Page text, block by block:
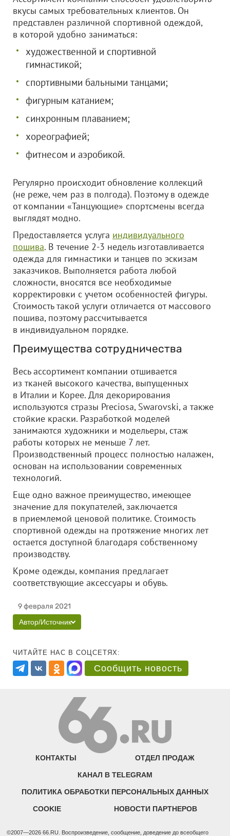
вкусы самых требовательных клиентов. Он
представлен различной спортивной одеждой,
в которой удобно заниматься:
художественной и спортивной
гимнастикой;
спортивными бальными танцами;
фигурным катанием;
синхронным плаванием;
хореографией;
фитнесом и аэробикой.
Регулярно происходит обновление коллекций
(не реже, чем раз в полгода). Поэтому в одежде
от компании «Танцующие» спортсмены всегда
выглядят модно.
Предоставляется услуга индивидуального
пошива. В течение 2-3 недель изготавливается
одежда для гимнастики и танцев по эскизам
заказчиков. Выполняется работа любой
сложности, вносятся все необходимые
корректировки с учетом особенностей фигуры.
Стоимость такой услуги отличается от массового
пошива, поэтому рассчитывается
в индивидуальном порядке.
Преимущества сотрудничества
Весь ассортимент компании отшивается
из тканей высокого качества, выпущенных
в Италии и Корее. Для декорирования
используются стразы Preciosa, Swarovski, а также
стойкие краски. Разработкой моделей
занимаются художники и модельеры, стаж
работы которых не меньше 7 лет.
Производственный процесс полностью налажен,
основан на использовании современных
технологий.
Еще одно важное преимущество, имеющее
значение для покупателей, заключается
в приемлемой ценовой политике. Стоимость
спортивной одежды на протяжение многих лет
остается доступной благодаря собственному
производству.
Кроме одежды, компания предлагает
соответствующие аксессуары и обувь.
9 февраля 2021
Автор/Источник
ЧИТАЙТЕ НАС В СОЦСЕТЯХ:
Сообщить новость
КОНТАКТЫ ОТДЕЛ ПРОДАЖ
КАНАЛ В TELEGRAM
ПОЛИТИКА ОБРАБОТКИ ПЕРСОНАЛЬНЫХ ДАННЫХ
COOKIE НОВОСТИ ПАРТНЕРОВ
©2007—2026 66.RU. Воспроизведение, сообщение, доведение до всеобщего